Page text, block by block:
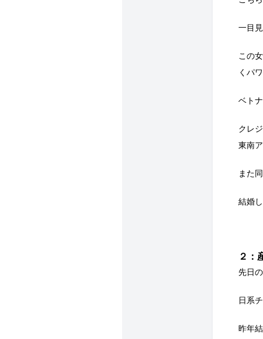
一目
この
くパ
ベト
クレ
東南
また
結婚
２：
先日
日系
昨年